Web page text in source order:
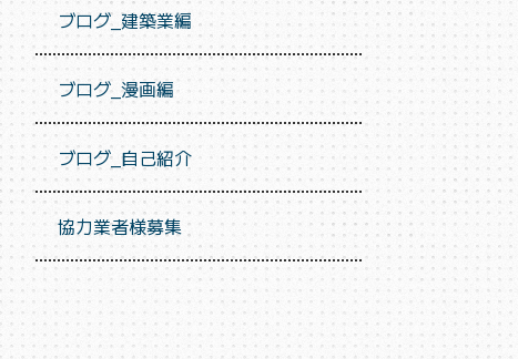
ブログ_建築業編
ブログ_漫画編
ブログ_自己紹介
協力業者様募集